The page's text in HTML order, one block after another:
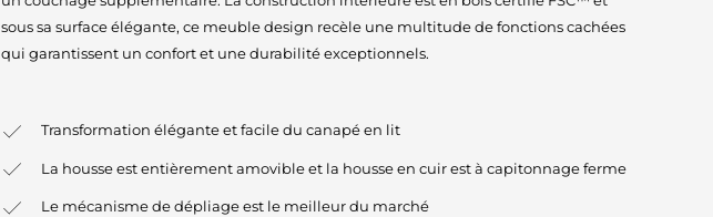
sous sa surface élégante, ce meuble design recèle une multitude de fonctions cachées
qui garantissent un confort et une durabilité exceptionnels.
Transformation élégante et facile du canapé en lit
La housse est entièrement amovible et la housse en cuir est à capitonnage ferme
Le mécanisme de dépliage est le meilleur du marché